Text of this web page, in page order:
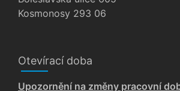
Kosmonosy 293 06
Otevírací doba
Upozornění na změny pracovní